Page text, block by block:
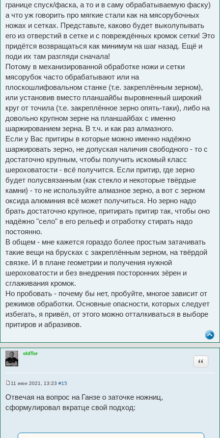
границе спуск/фаска, а то и в саму обрабатываемую фаску)
а что уж говорить про мягкие стали как на мясорубочных
ножах и сетках. Представьте, каково будет выколупывать
его из отверстий в сетке и с повреждённых кромок сетки! Это
придётся возвращаться как минимум на шаг назад. Ещё и
поди их там разгляди сначала!
Потому в механизированной обработке ножи и сетки
мясорубок часто обрабатывают или на
плоскошлифовальном станке (т.е. закреплённым зерном),
или установив вместо планшайбы выровненный широкий
круг от точила (т.е. закреплённое зерно опять-таки), либо на
довольно крупном зерне на планшайбах с именно
шаржированием зерна. В т.ч. и как раз алмазного.
Если у Вас притиры в которые можно именно надёжно
шаржировать зерно, не допуская наличия свободного - то с
достаточно крупным, чтобы получить искомый класс
шероховатости - всё получится. Если притир, где зерно
будет полусвязанным (как стекло и некоторые твёрдые
камни) - то не используйте алмазное зерно, а вот с зерном
оксида алюминия всё может получиться. Но зерно надо
брать достаточно крупное, притирать притир так, чтобы оно
надёжно "село" в его рельеф и отработку стирать надо
постоянно.
В общем - мне кажется гораздо более простым затачивать
такие вещи на брусках с закреплённым зерном, на твёрдой
связке. И в плане геометрии и получения нужной
шероховатости и без внедрения посторонних зёрен и
сглаживания кромок.
Но пробовать - почему бы нет, пробуйте, многое зависит от
режимов обработки. Основные опасности, которых следует
избегать, я привёл, от этого можно отталкиваться в выборе
притиров и абразивов.
oldTor
Цитата
о
б
щ
11 июн 2021, 13:23 #15
Отвечая на вопрос на Ганзе о заточке ножниц,
сформулировал вкратце свой подход: